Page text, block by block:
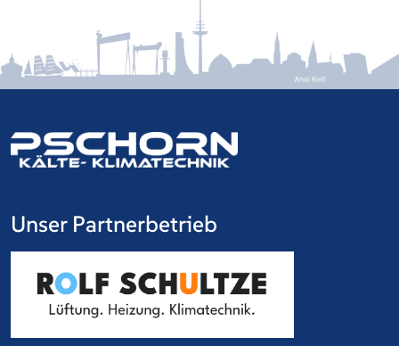
Unser Partnerbetrieb